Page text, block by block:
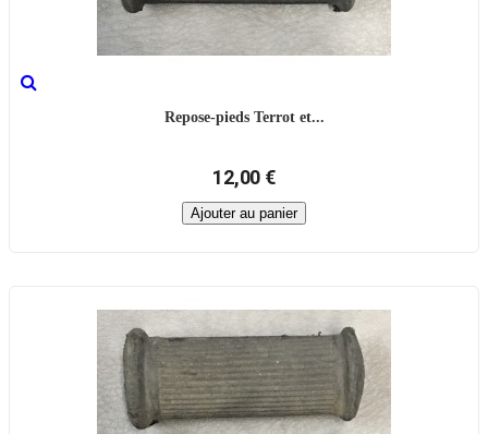
Repose-pieds Terrot et...
12,00 €
Ajouter au panier